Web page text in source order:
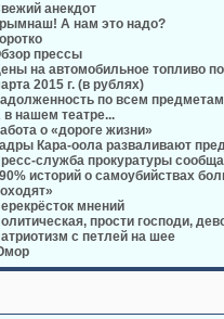
анекдот
А нам это надо?
прессы
на автомобильное топливо
2015 г. (в рублях)
по всем предметам
в нашем театре...
о «дороге жизни»
Кара-оола разваливают
служба прокуратуры
историй о самоубийствах
мнений
прости господи,
с петлей на шее